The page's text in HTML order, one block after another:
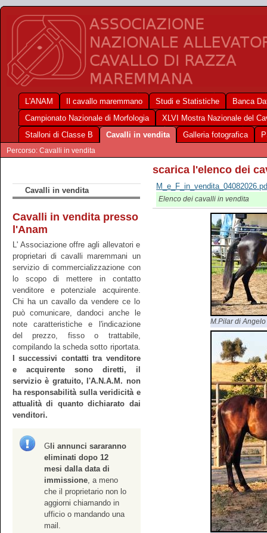
L'ANAM Il cavallo maremmano Studi e Statistiche
Banca
Campionato Nazionale di Morfologia
XLVI Mostra Nazionale del
Stalloni di Classe B
Cavalli in vendita Galleria fotografica
Percorso: Cavalli in vendita
Cavalli in vendita
Cavalli in vendita presso
l'Anam
L' Associazione offre agli allevatori e
proprietari di cavalli maremmani un
servizio di commercializzazione con
lo scopo di mettere in contatto
venditore e potenziale acquirente.
Chi ha un cavallo da vendere ce lo
può comunicare, dandoci anche le
note caratteristiche e l'indicazione
del prezzo, fisso o trattabile,
compilando la scheda sotto riportata.
I successivi contatti tra venditore
e acquirente sono diretti, il
servizio è gratuito, l'A.N.A.M. non
ha responsabilità sulla veridicità e
attualità di quanto dichiarato dai
venditori.
G li annunci sararanno
eliminati dopo 12
mesi dalla data di
immissione , a meno
che il proprietario non lo
aggiorni chiamando in
ufficio o mandando una
mail.
scarica l'elenco dei
Elenco dei cavalli in vendita
M.Pilar di